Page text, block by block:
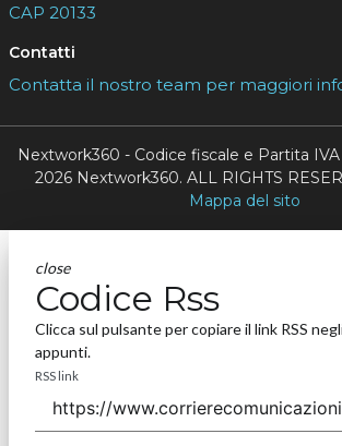
CAP 20133
Contatti
Contatta il nostro team per maggiori
Nextwork360 - Codice fiscale e Partita
2026 Nextwork360. ALL RIGHTS
Mappa del sito
close
Codice Rss
Clicca sul pulsante per copiare il link RSS
appunti.
RSS link